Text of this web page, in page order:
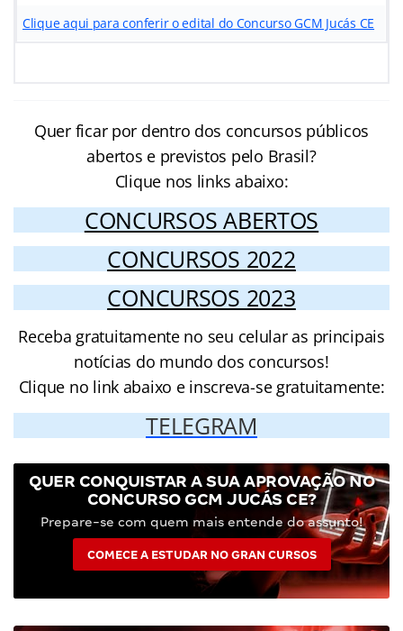
Clique aqui para conferir o edital do Concurso GCM Jucás CE
Quer ficar por dentro dos concursos públicos
abertos e previstos pelo Brasil?
Clique nos links abaixo:
CONCURSOS ABERTOS
CONCURSOS 2022
CONCURSOS 2023
Receba gratuitamente no seu celular as principais
notícias do mundo dos concursos!
Clique no link abaixo e inscreva-se gratuitamente:
TELEGRAM
QUER CONQUISTAR A SUA APROVAÇÃO NO
CONCURSO GCM JUCÁS CE?
Prepare-se com quem mais entende do assunto!
COMECE A ESTUDAR NO GRAN CURSOS